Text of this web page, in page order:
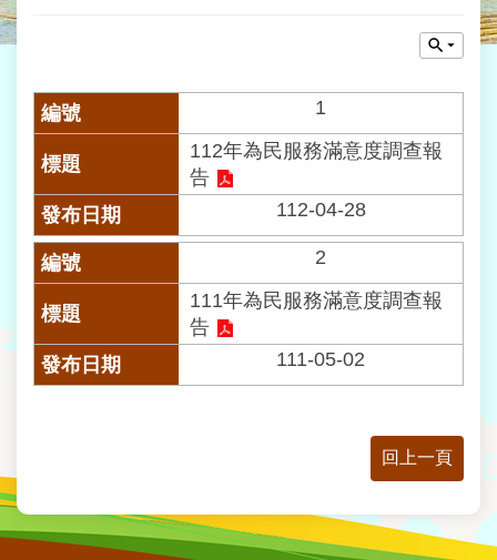
機
關
介
紹
業
務
資
線
上
申
辦
1
112年為民服務滿意度調查報
告
112-04-28
2
111年為民服務滿意度調查報
告
111-05-02
回上一頁